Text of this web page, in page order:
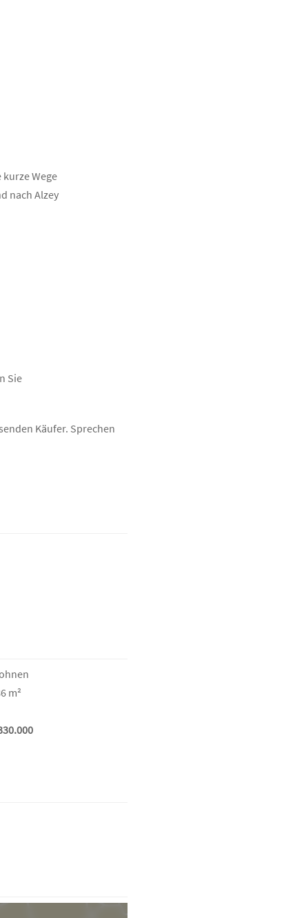
Wege
nach Alzey
Sie
Käufer. Sprechen
m²